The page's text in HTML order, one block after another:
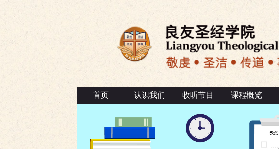
首页 认识我们 收听节目 课程概览